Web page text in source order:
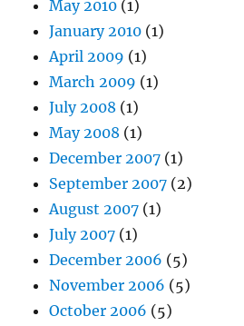
May 2010 (1)
January 2010 (1)
April 2009 (1)
March 2009 (1)
July 2008 (1)
May 2008 (1)
December 2007 (1)
September 2007 (2)
August 2007 (1)
July 2007 (1)
December 2006 (5)
November 2006 (5)
October 2006 (5)